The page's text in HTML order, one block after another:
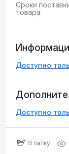
Сроки
товара:
Доступно
Доступно
В папку